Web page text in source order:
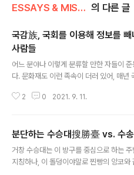
ESSAYS & MISCELLANIES 의 다른 글
국감族, 국회를 이용해 정보를 빼
사람들
어느 분야나 이렇게 분류할 만한 자들이 준
다. 문화재도 이런 족속이 더러 있어, 매년
기웃거리며, 각종 정보라 해서 이 의원실,
라 한다. 국회는 또 이런 자들을 적절히 이
국회와 국감족은 카르텔을 형성한다. 무론
을 무시할 수는 없다. 그것이 행정부의 무차
2 0 2021. 9. 11.
분단하는 수승대搜勝臺 vs. 수
거창 수승대는 이 방구를 중심으로 하는
지칭하나, 이 돌덩이야말로 찐빵의 앙코와